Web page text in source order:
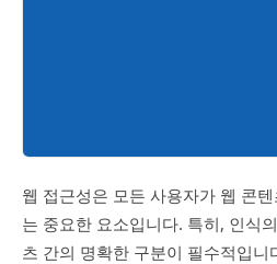
웹 접근성은 모든 사용자가 웹 콘
는 중요한 요소입니다. 특히, 인식
츠 간의 명확한 구분이 필수적입니